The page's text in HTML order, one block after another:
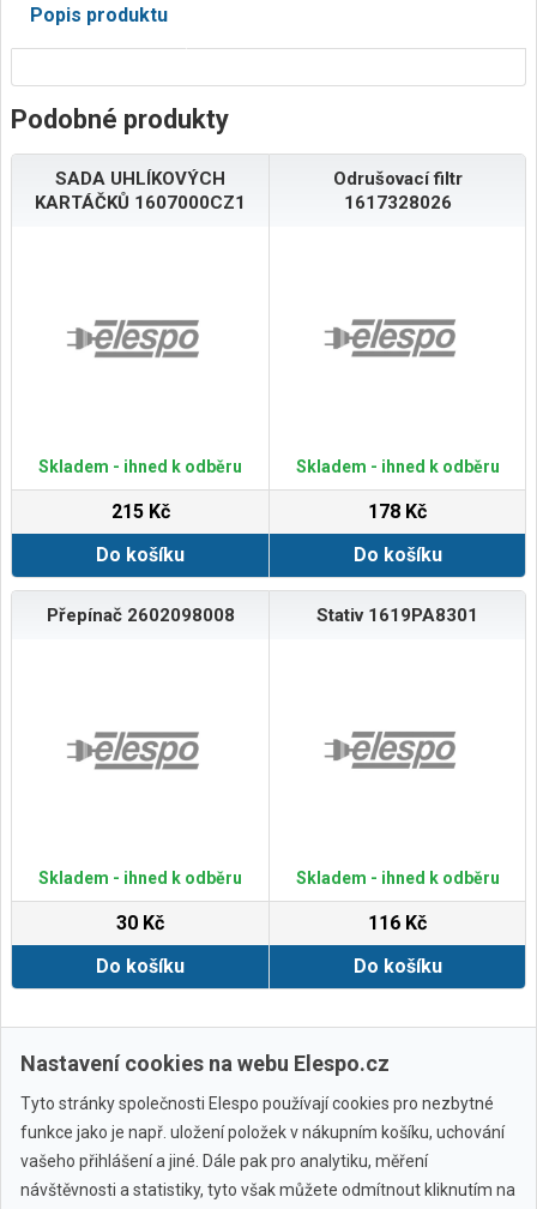
Popis produktu
Podobné produkty
SADA UHLÍKOVÝCH
KARTÁČKŮ 1607000CZ1
Skladem - ihned k odběru
215 Kč
Do košíku
Odrušovací filtr
1617328026
Skladem - ihned k odběru
178 Kč
Do košíku
Přepínač 2602098008
Skladem - ihned k odběru
30 Kč
Do košíku
Stativ 1619PA8301
Skladem - ihned k odběru
116 Kč
Do košíku
Zobrazit další
Nastavení cookies na webu Elespo.cz
Tyto stránky společnosti Elespo používají cookies pro nezbytné
funkce jako je např. uložení položek v nákupním košíku, uchování
vašeho přihlášení a jiné. Dále pak pro analytiku, měření
návštěvnosti a statistiky, tyto však můžete odmítnout kliknutím na